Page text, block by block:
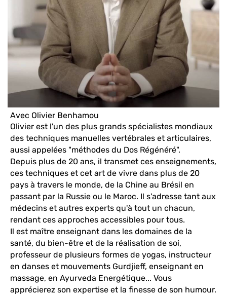
Avec Olivier Benhamou
Olivier est l'un des plus grands spécialistes mondiaux
des techniques manuelles vertébrales et articulaires,
aussi appelées "méthodes du Dos Régénéré".
Depuis plus de 20 ans, il transmet ces enseignements,
ces techniques et cet art de vivre dans plus de 20
pays à travers le monde, de la Chine au Brésil en
passant par la Russie ou le Maroc. Il s'adresse tant aux
médecins et autres experts qu'à tout un chacun,
rendant ces approches accessibles pour tous.
Il est maître enseignant dans les domaines de la
santé, du bien-être et de la réalisation de soi,
professeur de plusieurs formes de yogas, instructeur
en danses et mouvements Gurdjieff, enseignant en
massage, en Ayurveda Energétique... Vous
apprécierez son expertise et la finesse de son humour.